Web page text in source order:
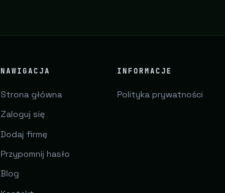
NAWIGACJA
Strona główna
Zaloguj się
Dodaj firmę
Przypomnij hasło
Blog
INFORMACJE
Polityka prywatności